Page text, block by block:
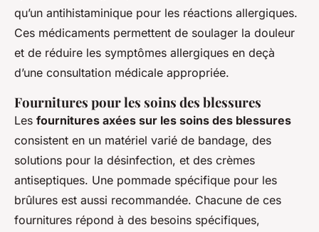
qu’un antihistaminique pour les réactions allergiques.
Ces médicaments permettent de soulager la douleur
et de réduire les symptômes allergiques en deçà
d’une consultation médicale appropriée.
Fournitures pour les soins des blessures
Les fournitures axées sur les soins des blessures
consistent en un matériel varié de bandage, des
solutions pour la désinfection, et des crèmes
antiseptiques. Une pommade spécifique pour les
brûlures est aussi recommandée. Chacune de ces
fournitures répond à des besoins spécifiques,